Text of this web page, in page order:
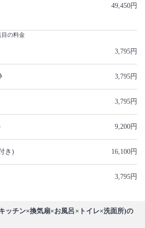
49,450円
の料金
3,795円
3,795円
3,795円
9,200円
き) 16,100円
3,795円
ッチン×換気扇×お風呂×トイレ×洗面所)の